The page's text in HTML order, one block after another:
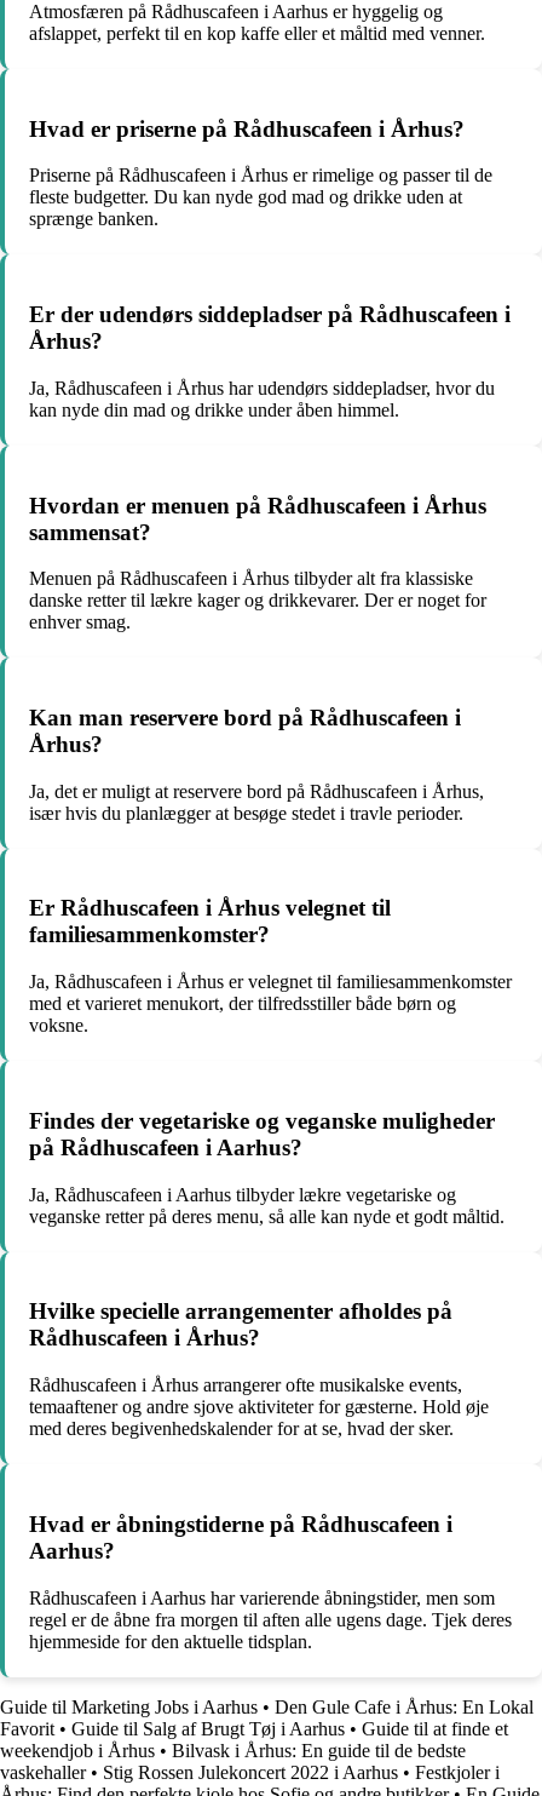
Atmosfæren på Rådhuscafeen i Aarhus er hyggelig og
afslappet, perfekt til en kop kaffe eller et måltid med venner.
Hvad er priserne på Rådhuscafeen i Århus?
Priserne på Rådhuscafeen i Århus er rimelige og passer til de
fleste budgetter. Du kan nyde god mad og drikke uden at
sprænge banken.
Er der udendørs siddepladser på Rådhuscafeen i
Århus?
Ja, Rådhuscafeen i Århus har udendørs siddepladser, hvor du
kan nyde din mad og drikke under åben himmel.
Hvordan er menuen på Rådhuscafeen i Århus
sammensat?
Menuen på Rådhuscafeen i Århus tilbyder alt fra klassiske
danske retter til lækre kager og drikkevarer. Der er noget for
enhver smag.
Kan man reservere bord på Rådhuscafeen i
Århus?
Ja, det er muligt at reservere bord på Rådhuscafeen i Århus,
især hvis du planlægger at besøge stedet i travle perioder.
Er Rådhuscafeen i Århus velegnet til
familiesammenkomster?
Ja, Rådhuscafeen i Århus er velegnet til familiesammenkomster
med et varieret menukort, der tilfredsstiller både børn og
voksne.
Findes der vegetariske og veganske muligheder
på Rådhuscafeen i Aarhus?
Ja, Rådhuscafeen i Aarhus tilbyder lækre vegetariske og
veganske retter på deres menu, så alle kan nyde et godt måltid.
Hvilke specielle arrangementer afholdes på
Rådhuscafeen i Århus?
Rådhuscafeen i Århus arrangerer ofte musikalske events,
temaaftener og andre sjove aktiviteter for gæsterne. Hold øje
med deres begivenhedskalender for at se, hvad der sker.
Hvad er åbningstiderne på Rådhuscafeen i
Aarhus?
Rådhuscafeen i Aarhus har varierende åbningstider, men som
regel er de åbne fra morgen til aften alle ugens dage. Tjek deres
hjemmeside for den aktuelle tidsplan.
Guide til Marketing Jobs i Aarhus • Den Gule Cafe i Århus: En Lokal
Favorit • Guide til Salg af Brugt Tøj i Aarhus • Guide til at finde et
weekendjob i Århus • Bilvask i Århus: En guide til de bedste
vaskehaller• Stig Rossen Julekoncert 2022 i Aarhus • Festkjoler i